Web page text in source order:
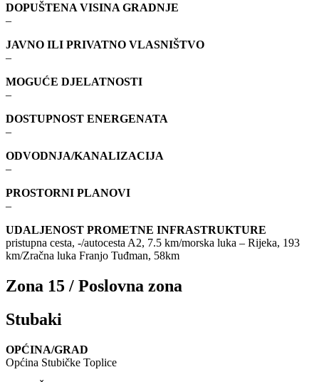
DOPUŠTENA VISINA GRADNJE
–
JAVNO ILI PRIVATNO VLASNIŠTVO
–
MOGUĆE DJELATNOSTI
–
DOSTUPNOST ENERGENATA
–
ODVODNJA/KANALIZACIJA
–
PROSTORNI PLANOVI
–
UDALJENOST PROMETNE INFRASTRUKTURE
pristupna cesta, -/autocesta A2, 7.5 km/morska luka – Rijeka, 193
km/Zračna luka Franjo Tuđman, 58km
Zona 15 / Poslovna zona
Stubaki
OPĆINA/GRAD
Općina Stubičke Toplice